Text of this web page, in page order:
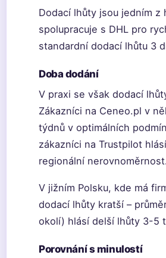
Dodací lhůty jsou jedním z
spolupracuje s DHL pro
standardní dodací lhůtu 3
Doba dodání
V praxi se však dodací
Zákazníci na Ceneo.pl v
týdnů v optimálních
zákazníci na Trustpilot
regionální nerovnoměrnost.
V jižním Polsku, kde má
dodací lhůty kratší –
okolí) hlásí delší lhůty 3-5
Porovnání s minulostí